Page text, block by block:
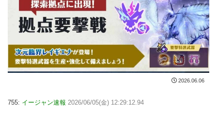
2026.06.06
755: イージャン速報 2026/06/05(金) 12:29:12.94